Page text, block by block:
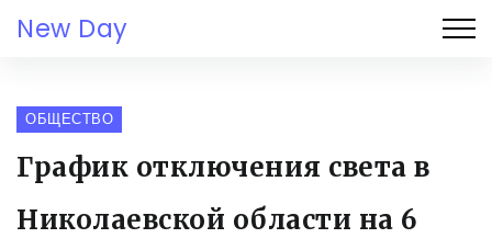
New Day
ОБЩЕСТВО
График отключения света в
Николаевской области на 6